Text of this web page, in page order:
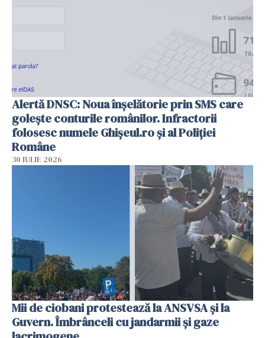
Alertă DNSC: Noua înșelătorie prin SMS care
golește conturile românilor. Infractorii
folosesc numele Ghișeul.ro și al Poliției
Române
30 IULIE 2026
Mii de ciobani protestează la ANSVSA și la
Guvern. Îmbrânceli cu jandarmii și gaze